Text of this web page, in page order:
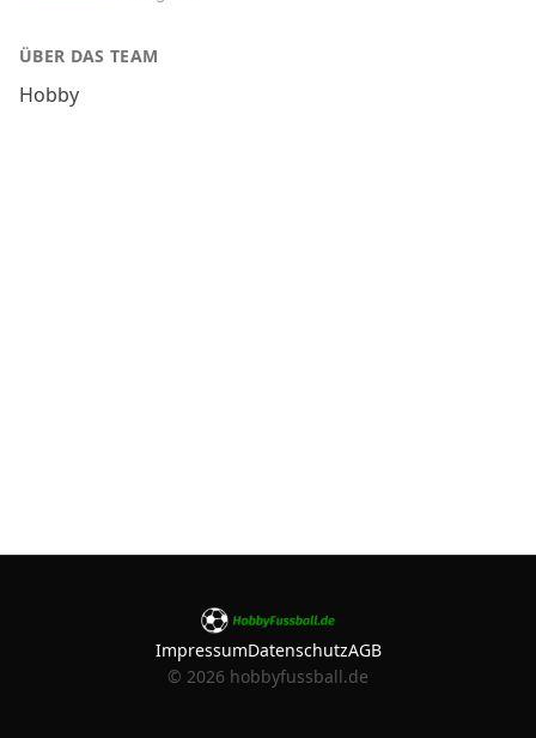
ÜBER DAS TEAM
Hobby
ImpressumDatenschutzAGB
© 2026 hobbyfussball.de